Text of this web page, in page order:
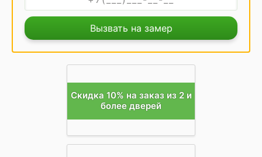
Вызвать на замер
Скидка 10% на заказ из 2 и
более дверей